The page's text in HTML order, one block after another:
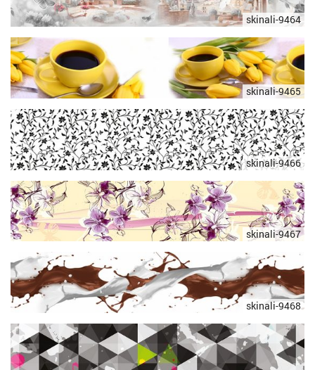
skinali-9464
skinali-9465
skinali-9466
skinali-9467
skinali-9468